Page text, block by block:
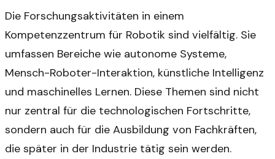
Die Forschungsaktivitäten in einem
Kompetenzzentrum für Robotik sind vielfältig. Sie
umfassen Bereiche wie autonome Systeme,
Mensch-Roboter-Interaktion, künstliche Intelligenz
und maschinelles Lernen. Diese Themen sind nicht
nur zentral für die technologischen Fortschritte,
sondern auch für die Ausbildung von Fachkräften,
die später in der Industrie tätig sein werden.